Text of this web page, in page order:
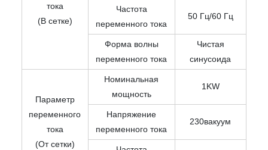
тока
(В сетке)
Частота
переменного тока
50 Гц/60 Гц
Форма волны
переменного тока
Чистая
синусоида
Параметр
переменного
тока
(От сетки)
Номинальная
мощность
1KW
Напряжение
переменного тока
230вакуум